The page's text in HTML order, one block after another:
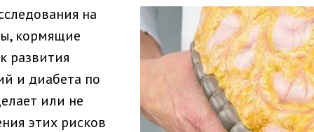
на
кормящие
развития
и диабета по
или не
этих рисков